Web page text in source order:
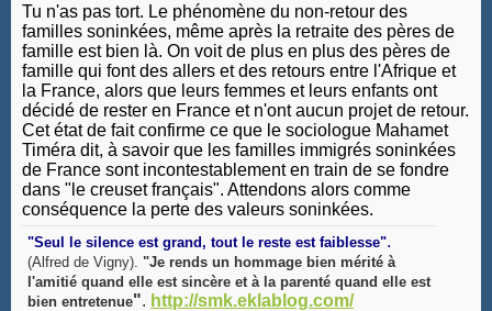
Tu n'as pas tort. Le phénomène du non-retour des
familles soninkées, même après la retraite des pères de
famille est bien là. On voit de plus en plus des pères de
famille qui font des allers et des retours entre l'Afrique et
la France, alors que leurs femmes et leurs enfants ont
décidé de rester en France et n'ont aucun projet de retour.
Cet état de fait confirme ce que le sociologue Mahamet
Timéra dit, à savoir que les familles immigrés soninkées
de France sont incontestablement en train de se fondre
dans "le creuset français". Attendons alors comme
conséquence la perte des valeurs soninkées.
"Seul le silence est grand, tout le reste est faiblesse".
(Alfred de Vigny). "Je rends un hommage bien mérité à
l'amitié quand elle est sincère et à la parenté quand elle est
bien entretenue". http://smk.eklablog.com/